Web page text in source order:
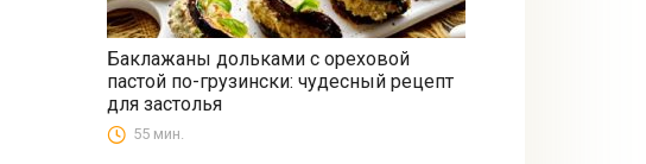
Закуски
Баклажаны дольками с ореховой
пастой по-грузински: чудесный рецепт
для застолья
55 мин.